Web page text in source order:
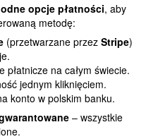
opcje płatności, aby
metodę:
(przetwarzane przez Stripe)
płatnicze na całym świecie.
jednym kliknięciem.
konto w polskim banku.
– wszystkie